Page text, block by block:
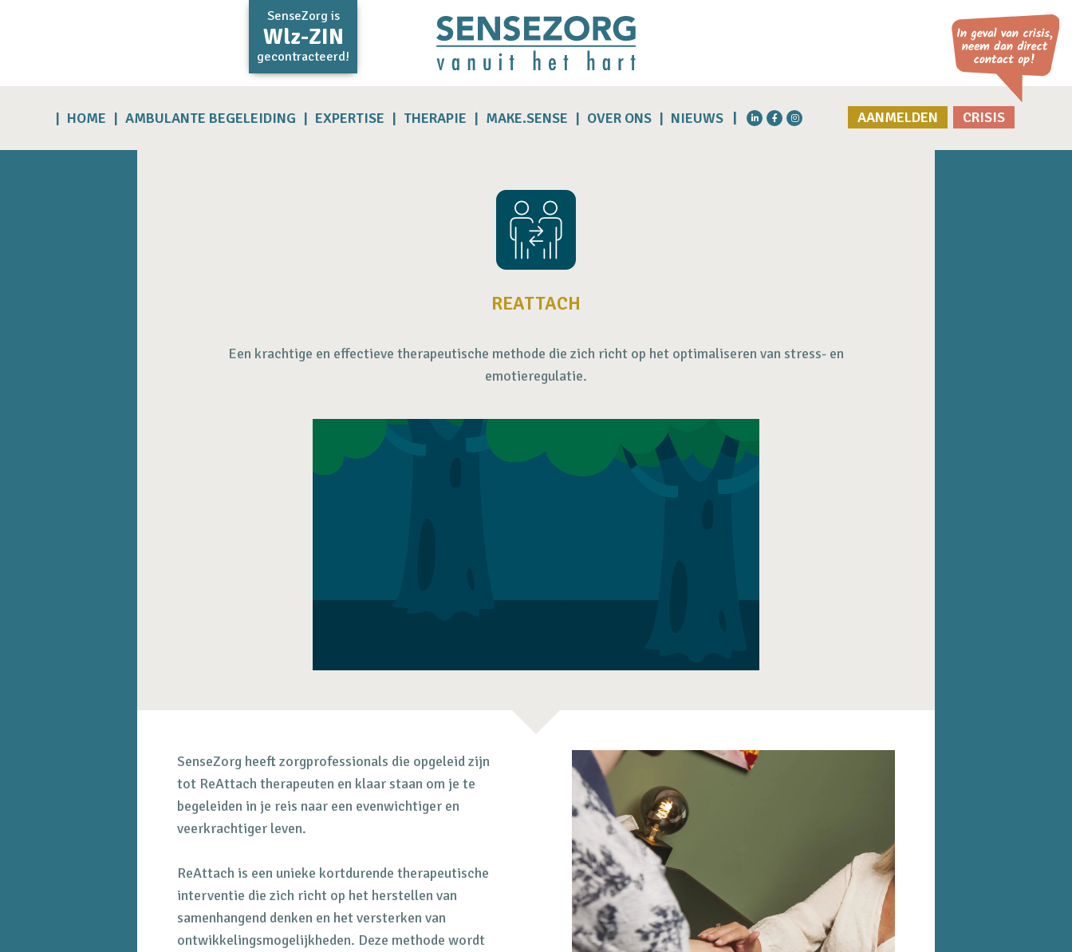
SenseZorg is
Wlz-ZIN
gecontracteerd!
HOME AMBULANTE BEGELEIDING EXPERTISE THERAPIE MAKE.SENSE OVER ONS NIEUWS AANMELDEN CRISIS
REATTACH
Een krachtige en effectieve therapeutische methode die zich richt op het optimaliseren van stress- en
emotieregulatie.
SenseZorg heeft zorgprofessionals die opgeleid zijn
tot ReAttach therapeuten en klaar staan om je te
begeleiden in je reis naar een evenwichtiger en
veerkrachtiger leven.
ReAttach is een unieke kortdurende therapeutische
interventie die zich richt op het herstellen van
samenhangend denken en het versterken van
ontwikkelingsmogelijkheden. Deze methode wordt